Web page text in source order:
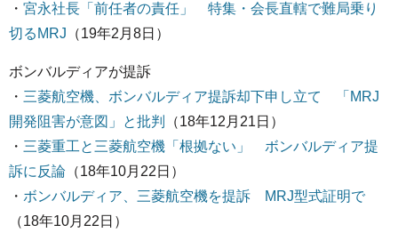
・ 宮永社長「前任者の責任」 特集・会長直轄で難局乗り
切るMRJ （19年2月8日）
ボンバルディアが提訴
・ 三菱航空機、ボンバルディア提訴却下申し立て 「MRJ
開発阻害が意図」と批判
（18年12月21日）
・ 三菱重工と三菱航空機「根拠ない」 ボンバルディア提
訴に反論 （18年10月22日）
・ ボンバルディア、三菱航空機を提訴 MRJ型式証明で
（18年10月22日）